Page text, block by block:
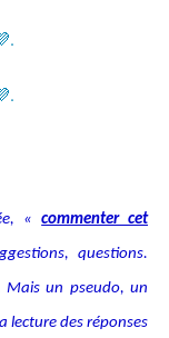
«commenter cet
questions.
Mais un pseudo, un
lecture des réponses